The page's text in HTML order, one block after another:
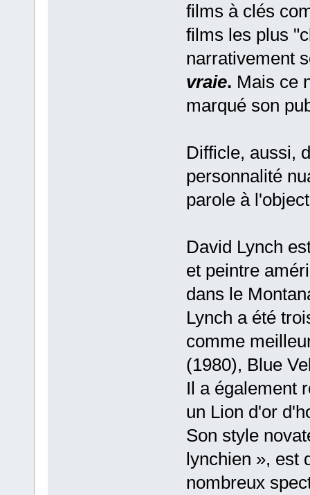
films à clés
films les plus
narrativement
vraie. Mais ce
marqué son
Difficle, aussi,
personnalité
parole à
David Lynch
et peintre
dans le
Lynch a été
comme
(1980), Blue
Il a également
un Lion d'or
Son style
lynchien », est
nombreux